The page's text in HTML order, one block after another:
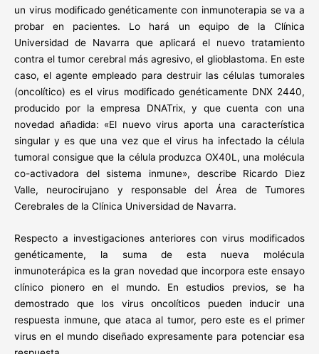
un virus modificado genéticamente con inmunoterapia se va a
probar en pacientes. Lo hará un equipo de la Clínica
Universidad de Navarra que aplicará el nuevo tratamiento
contra el tumor cerebral más agresivo, el glioblastoma. En este
caso, el agente empleado para destruir las células tumorales
(oncolítico) es el virus modificado genéticamente DNX 2440,
producido por la empresa DNATrix, y que cuenta con una
novedad añadida: «El nuevo virus aporta una característica
singular y es que una vez que el virus ha infectado la célula
tumoral consigue que la célula produzca OX40L, una molécula
co-activadora del sistema inmune», describe Ricardo Diez
Valle, neurocirujano y responsable del Área de Tumores
Cerebrales de la Clínica Universidad de Navarra.
Respecto a investigaciones anteriores con virus modificados
genéticamente, la suma de esta nueva molécula
inmunoterápica es la gran novedad que incorpora este ensayo
clínico pionero en el mundo. En estudios previos, se ha
demostrado que los virus oncolíticos pueden inducir una
respuesta inmune, que ataca al tumor, pero este es el primer
virus en el mundo diseñado expresamente para potenciar esa